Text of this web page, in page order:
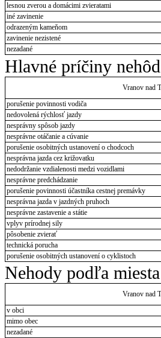
lesnou zverou a domácimi zvieratami
iné zavinenie
odrazeným kameňom
zavinenie nezistené
nezadané
Hlavné príčiny
Vranov nad
porušenie povinnosti vodiča
nedovolená rýchlosť jazdy
nesprávny spôsob jazdy
nesprávne otáčanie a cúvanie
porušenie osobitných ustanovení o chodcoch
nesprávna jazda cez križovatku
nedodržanie vzdialenosti medzi vozidlami
nesprávne predchádzanie
porušenie povinnosti účastníka cestnej premávky
nesprávna jazda v jazdných pruhoch
nesprávne zastavenie a státie
vplyv prírodnej sily
pôsobenie zvierať
technická porucha
porušenie osobitných ustanovení o cyklistoch
Nehody podľa
Vranov nad
v obci
mimo obec
nezadané